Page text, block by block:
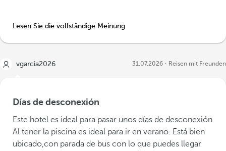
Lesen Sie die vollständige Meinung
vgarcia2026 31.07.2026 Reisen mit Freunden
Días de desconexión
Este hotel es ideal para pasar unos días de desconexión
Al tener la piscina es ideal para ir en verano. Está bien
ubicado,con parada de bus con lo que puedes llegar